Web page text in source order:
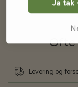
Ofte
Levering og
Ja tak